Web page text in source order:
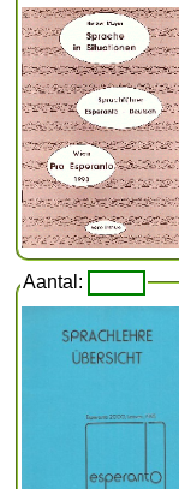
Aantal: